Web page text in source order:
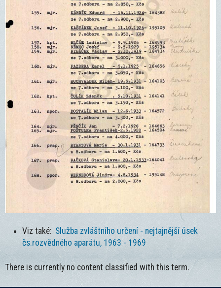
Viz také: Služba zvláštního určení- nejtajnější úsek
čs.rozvědného aparátu, 1963 - 1969
There is currently no content classified with this term.